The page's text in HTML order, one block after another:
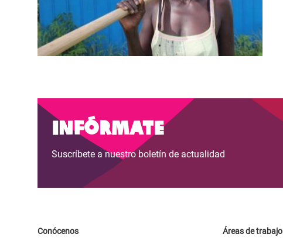
Infórmate
Suscríbete a nuestro boletín de actualidad
Conócenos
Áreas de trabajo